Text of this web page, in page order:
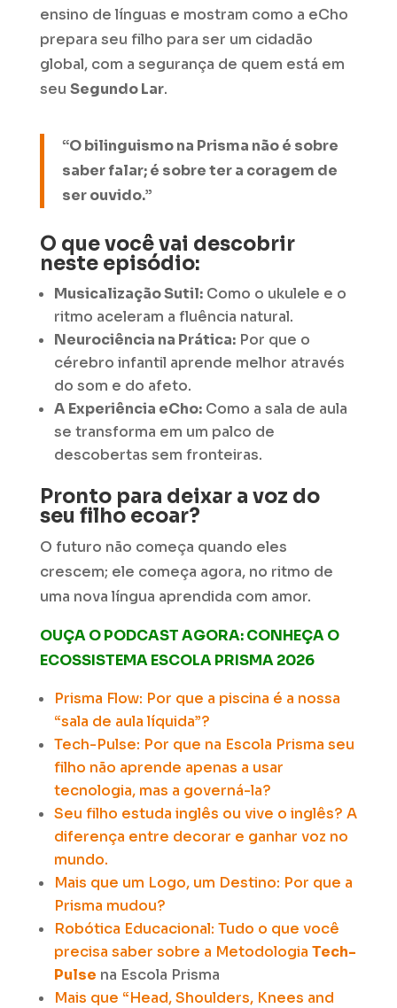
ensino de línguas e mostram como a eCho
prepara seu filho para ser um cidadão
global, com a segurança de quem está em
seu Segundo Lar.
“O bilinguismo na Prisma não é sobre
saber falar; é sobre ter a coragem de
ser ouvido.”
O que você vai descobrir
neste episódio:
Musicalização Sutil:Como o ukulele e o
ritmo aceleram a fluência natural.
Neurociência na Prática:Por que o
cérebro infantil aprende melhor através
do som e do afeto.
A Experiência eCho:Como a sala de aula
se transforma em um palco de
descobertas sem fronteiras.
Pronto para deixar a voz do
seu filho ecoar?
O futuro não começa quando eles
crescem; ele começa agora, no ritmo de
uma nova língua aprendida com amor.
OUÇA O PODCAST AGORA: CONHEÇA O
ECOSSISTEMA ESCOLA PRISMA 2026
Prisma Flow: Por que a piscina é a nossa
“sala de aula líquida”?
Tech-Pulse: Por que na Escola Prisma seu
filho não aprende apenas a usar
tecnologia, mas a governá-la?
Seu filho estuda inglês ou vive o inglês? A
diferença entre decorar e ganhar voz no
mundo.
Mais que um Logo, um Destino: Por que a
Prisma mudou?
Robótica Educacional: Tudo o que você
precisa saber sobre a Metodologia Tech-
Pulse na Escola Prisma
Mais que “Head, Shoulders, Knees and